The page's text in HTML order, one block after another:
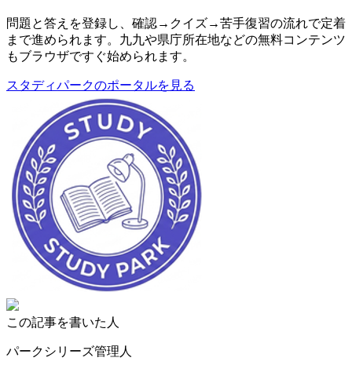
問題と答えを登録し、確認→クイズ→苦手復習の流れで定着
まで進められます。九九や県庁所在地などの無料コンテンツ
もブラウザですぐ始められます。
スタディパークのポータルを見る
この記事を書いた人
パークシリーズ管理人